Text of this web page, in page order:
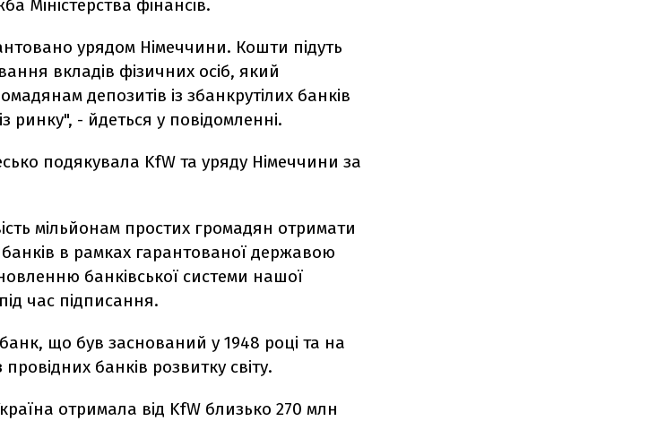
Міністерства фінансів.
урядом Німеччини. Кошти підуть
вкладів фізичних осіб, який
депозитів із збанкрутілих банків
ринку", - йдеться у повідомленні.
подякувала KfW та уряду Німеччини за
мільйонам простих громадян отримати
в рамках гарантованої державою
банківської системи нашої
час підписання.
що був заснований у 1948 році та на
банків розвитку світу.
отримала від KfW близько 270 млн